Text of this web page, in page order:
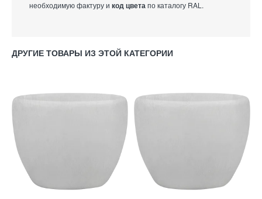
необходимую фактуру и код цветапо каталогу RAL.
ДРУГИЕ ТОВАРЫ ИЗ ЭТОЙ КАТЕГОРИИ